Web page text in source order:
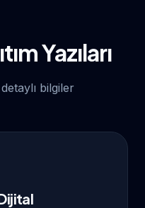
Yazıları
bilgiler